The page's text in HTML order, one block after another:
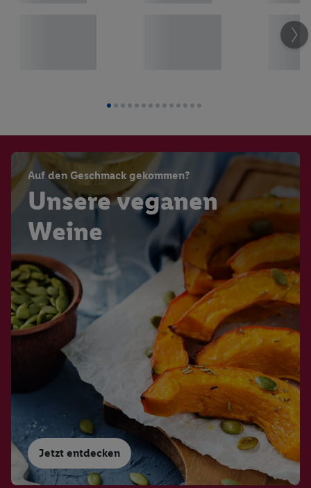
Auf den Geschmack gekommen?
Unsere veganen
Weine
Jetzt entdecken